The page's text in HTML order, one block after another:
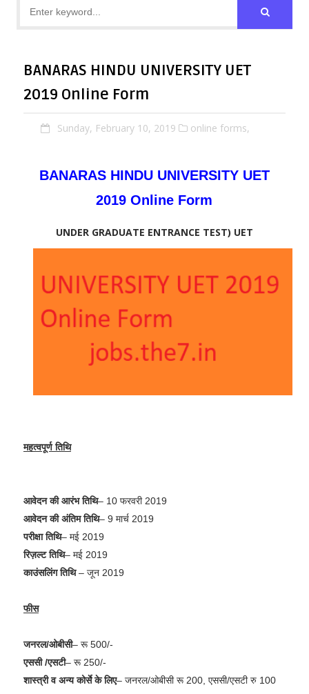
BANARAS HINDU UNIVERSITY UET
2019 Online Form
Sunday, February 10, 2019 online forms,
BANARAS HINDU UNIVERSITY UET
2019 Online Form
UNDER GRADUATE ENTRANCE TEST) UET
महत्वपूर्ण तिथि
आवेदन की आरंभ तिथि– 10 फरवरी 2019
आवेदन की अंतिम तिथि– 9 मार्च 2019
परीक्षा तिथि– मई 2019
रिज़ल्ट तिथि– मई 2019
काउंसलिंग तिथि– जून 2019
फीस
जनरल/ओबीसी– रू 500/-
एससी /एसटी– रू 250/-
शास्त्री व अन्य कोर्से के लिए– जनरल/ओबीसी रू 200, एससी/एसटी रु 100